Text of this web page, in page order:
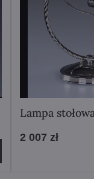
Lampa
2 007 zł